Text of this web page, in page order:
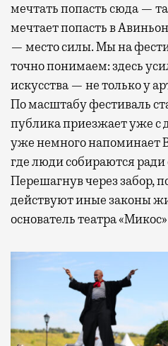
мечтать попасть сюда —
мечтает попасть в
— место силы. Мы на
точно понимаем: здесь
искусства — не только у
По масштабу фестиваль
публика приезжает уже с
уже немного напоминает
где люди собираются
Перешагнув через забор,
действуют иные законы
основатель театра